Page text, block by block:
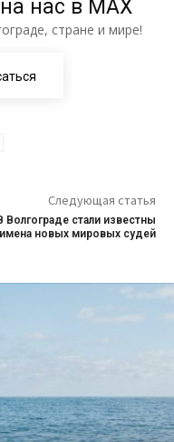
нас в МАХ
стране и мире!
Следующая статья
Волгограде стали известны
имена новых мировых судей